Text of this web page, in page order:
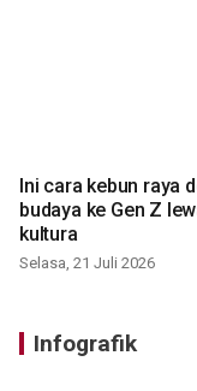
Ini cara kebun raya
budaya ke Gen Z
kultura
Selasa, 21 Juli 2026
Infografik